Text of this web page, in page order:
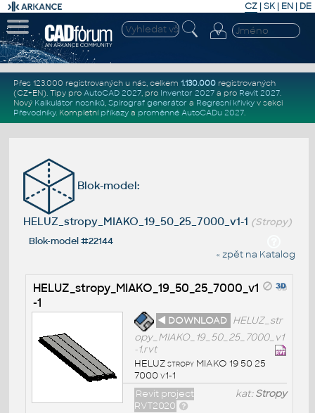
CZ | SK| EN | DE
Přes 123.000 registrovaných u nás, celkem 1.130.000registrovaných
(CZ+EN). Tipy pro AutoCAD 2027, pro Inventor 2027a pro Revit 2027.
Nový Kalkulátor nosníků, Spirograf generátor a Regresní křivkyv sekci
Převodníky. Kompletní příkazya proměnné AutoCADu 2027.
Blok-model:
HELUZ_stropy_MIAKO_19_50_25_7000_v1-1 (Stropy)
Blok-model #22144
« zpět na Katalog
HELUZ_stropy_MIAKO_19_50_25_7000_v1
-1
◄ DOWNLOAD HELUZ_str
opy_MIAKO_19_50_25_7000_v1
-1.rvt
HELUZ stropy MIAKO 19 50 25
7000 v1-1
kat:Stropy
Revit project
RVT2020